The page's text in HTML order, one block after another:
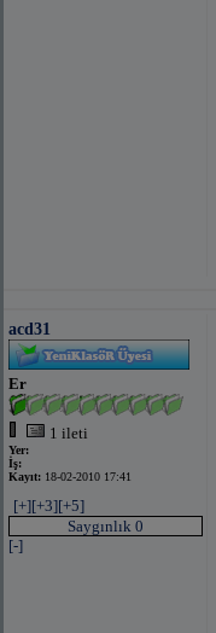
acd31
Er
1 ileti
Yer:
İş:
Kayıt: 18-02-2010 17:41
[+][+3][+5]
Saygınlık 0
[-]